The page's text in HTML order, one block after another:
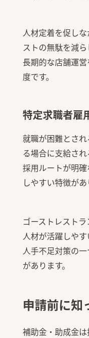
人材定着を促し
ストの無駄を減ら
長期的な店舗運
度です。
特定求職者雇
就職が困難とさ
る場合に支給され
採用ルートが明
しやすい特徴があ
ゴーストレスト
人材が活躍しやす
人手不足対策の
があります。
申請前に知
補助金・助成金